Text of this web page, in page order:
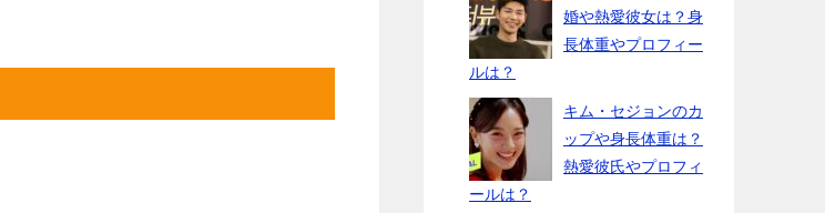
婚や熱愛彼女は？身
長体重やプロフィー
ルは？
キム・セジョンのカ
ップや身長体重は？
熱愛彼氏やプロフィ
ールは？